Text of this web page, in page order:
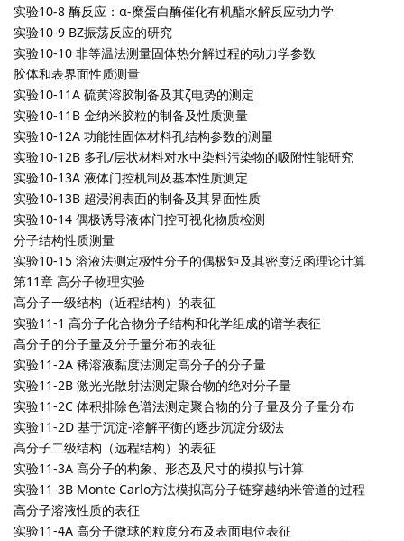
实验10-8 酶反应：α-糜蛋白酶催化有机酯水解反应动力学
实验10-9 BZ振荡反应的研究
实验10-10 非等温法测量固体热分解过程的动力学参数
胶体和表界面性质测量
实验10-11A 硫黄溶胶制备及其ζ电势的测定
实验10-11B 金纳米胶粒的制备及性质测量
实验10-12A 功能性固体材料孔结构参数的测量
实验10-12B 多孔/层状材料对水中染料污染物的吸附性能研究
实验10-13A 液体门控机制及基本性质测定
实验10-13B 超浸润表面的制备及其界面性质
实验10-14 偶极诱导液体门控可视化物质检测
分子结构性质测量
实验10-15 溶液法测定极性分子的偶极矩及其密度泛函理论计算
第11章 高分子物理实验
高分子一级结构（近程结构）的表征
实验11-1 高分子化合物分子结构和化学组成的谱学表征
高分子的分子量及分子量分布的表征
实验11-2A 稀溶液黏度法测定高分子的分子量
实验11-2B 激光光散射法测定聚合物的绝对分子量
实验11-2C 体积排除色谱法测定聚合物的分子量及分子量分布
实验11-2D 基于沉淀-溶解平衡的逐步沉淀分级法
高分子二级结构（远程结构）的表征
实验11-3A 高分子的构象、形态及尺寸的模拟与计算
实验11-3B Monte Carlo方法模拟高分子链穿越纳米管道的过程
高分子溶液性质的表征
实验11-4A 高分子微球的粒度分布及表面电位表征